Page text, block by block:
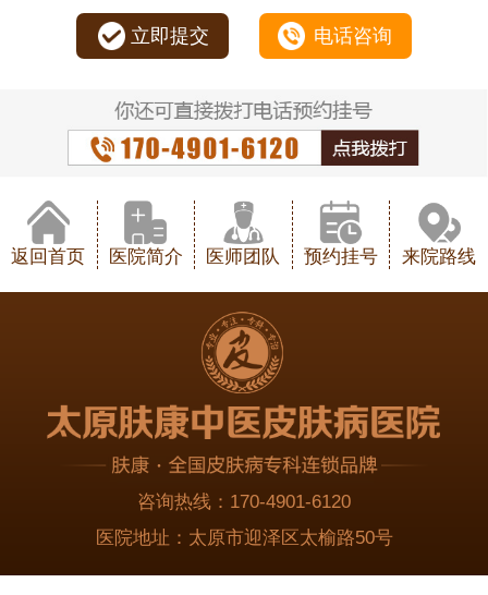
立即提交 电话咨询
返回首页 医院简介 医师团队 预约挂号 来院路线
咨询热线： 170-4901-6120
医院地址： 太原市迎泽区太榆路50号